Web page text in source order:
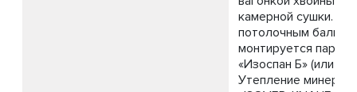
камерной сушки. По
потолочным балкам
монтируется паро-
«Изоспан Б» (или
Утепление